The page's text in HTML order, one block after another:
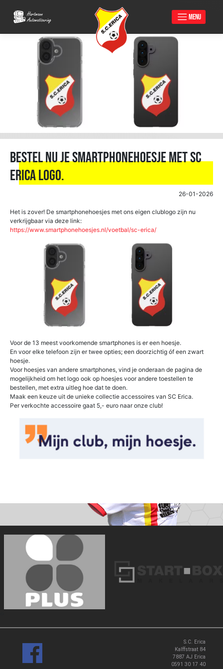
MENU
Bestel nu je smartphonehoesje met Sc
Erica logo.
26-01-2026
Het is zover! De smartphonehoesjes met ons eigen clublogo zijn nu
verkrijgbaar via deze link:
https://www.smartphonehoesjes.nl/voetbal/sc-erica/
Voor de 13 meest voorkomende smartphones is er een hoesje.
En voor elke telefoon zijn er twee opties; een doorzichtig óf een zwart
hoesje.
Voor hoesjes van andere smartphones, vind je onderaan de pagina de
mogelijkheid om het logo ook op hoesjes voor andere toestellen te
bestellen, met extra uitleg hoe dat te doen.
Maak een keuze uit de unieke collectie accessoires van SC Erica.
Per verkochte accessoire gaat 5,- euro naar onze club!
S.C. Erica
Kalffstraat 84
7887 AJ Erica
0591 30 17 40